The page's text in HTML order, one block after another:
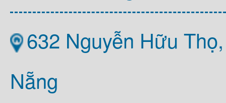
632 Nguyễn Hữu
Nẵng